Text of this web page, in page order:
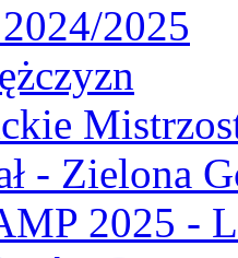
2025
- Zielona
2025 -